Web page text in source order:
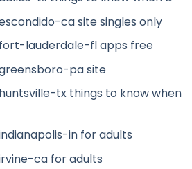
ca site singles only
lauderdale-fl apps free
pa site
tx things to know when
in for adults
ca for adults